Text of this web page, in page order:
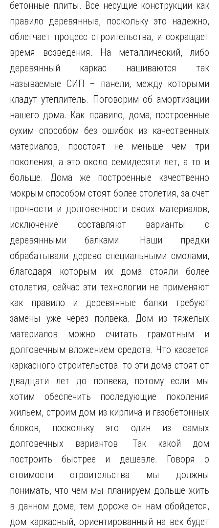
бетонные плиты. Все несущие конструкции как
правило деревянные, поскольку это надежно,
облегчает процесс строительства, и сокращает
время возведения. На металлический, либо
деревянный каркас нашиваются так
называемые СИП – панели, между которыми
кладут утеплитель. Поговорим об амортизации
нашего дома. Как правило, дома, построенные
сухим способом без ошибок из качественных
материалов, простоят не меньше чем три
поколения, а это около семидесяти лет, а то и
больше. Дома же построенные качественно
мокрым способом стоят более столетия, за счет
прочности и долговечности своих материалов,
исключение составляют варианты с
деревянными балками. Наши предки
обрабатывали дерево специальными смолами,
благодаря которым их дома стояли более
столетия, сейчас эти технологии не применяют
как правило и деревянные балки требуют
замены уже через полвека. Дом из тяжелых
материалов можно считать грамотным и
долговечным вложением средств. Что касается
каркасного строительства. то эти дома стоят от
двадцати лет до полвека, потому если мы
хотим обеспечить последующие поколения
жильем, строим дом из кирпича и газобетонных
блоков, поскольку это один из самых
долговечных вариантов. Так какой дом
построить быстрее и дешевле. Говоря о
стоимости строительства мы должны
понимать, что чем мы планируем дольше жить
в данном доме, тем дороже он нам обойдется,
дом каркасный, ориентированный на век будет